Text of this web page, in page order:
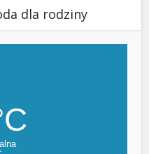
dla rodziny